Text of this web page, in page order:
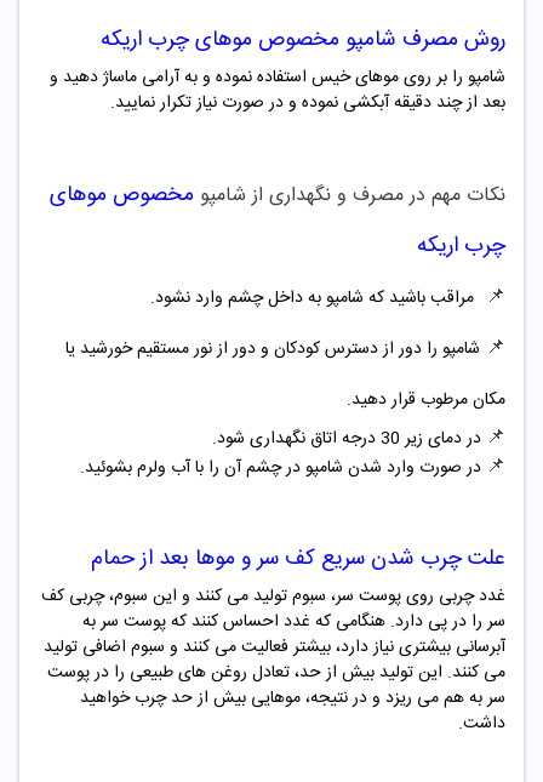
روش مصرف شامپو مخصوص موهای چرب اریکه
شامپو را بر روی موهای خیس استفاده نموده و به آرامی ماساژ دهید و
بعد از چند دقیقه آبکشی نموده و در صورت نیاز تکرار نمایید.
نکات مهم در مصرف و نگهداری از شامپو مخصوص موهای
چرب اریکه
📌 مراقب باشید که شامپو به داخل چشم وارد نشود.
📌 شامپو را دور از دسترس کودکان و دور از نور مستقیم خورشید یا
مکان مرطوب قرار دهید.
📌 در دمای زیر 30 درجه اتاق نگهداری شود.
📌 در صورت وارد شدن شامپو در چشم آن را با آب ولرم بشوئید.
علت چرب شدن سریع کف سر و موها بعد از حمام
غدد چربی روی پوست سر، سبوم تولید می کنند و این سبوم، چربی کف
سر را در پی دارد. هنگامی که غدد احساس کنند که پوست سر به
آبرسانی بیشتری نیاز دارد، بیشتر فعالیت می کنند و سبوم اضافی تولید
می ‌کنند. این تولید بیش از حد، تعادل روغن ‌های طبیعی را در پوست
سر به هم می ریزد و در نتیجه، موهایی بیش از حد چرب خواهید
داشت.